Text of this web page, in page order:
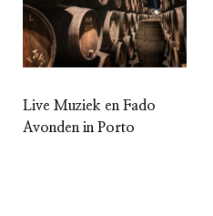
Live Muziek en Fado
Avonden in Porto